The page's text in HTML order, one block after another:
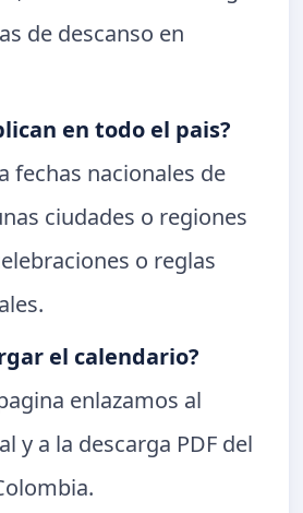
de descanso en
en todo el pais?
fechas nacionales de
ciudades o regiones
o reglas
el calendario?
enlazamos al
y a la descarga PDF del